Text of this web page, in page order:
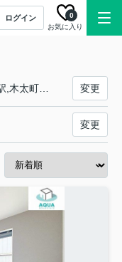
ログイン
お気に入り
0
変更
変更